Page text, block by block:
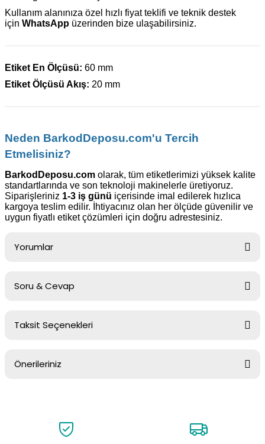
Kullanım alanınıza özel hızlı fiyat teklifi ve teknik destek
için WhatsApp üzerinden bize ulaşabilirsiniz.
Etiket En Ölçüsü: 60 mm
Etiket Ölçüsü Akış: 20 mm
Neden BarkodDeposu.com'u Tercih
Etmelisiniz?
BarkodDeposu.com olarak, tüm etiketlerimizi yüksek kalite
standartlarında ve son teknoloji makinelerle üretiyoruz.
Siparişleriniz 1-3 iş günü içerisinde imal edilerek hızlıca
kargoya teslim edilir. İhtiyacınız olan her ölçüde güvenilir ve
uygun fiyatlı etiket çözümleri için doğru adrestesiniz.
Yorumlar
Soru & Cevap
Ürün hakkında henüz soru sorulmamış.
Taksit Seçenekleri
Önerileriniz
Görüş ve önerileriniz için teşekkür ederiz.